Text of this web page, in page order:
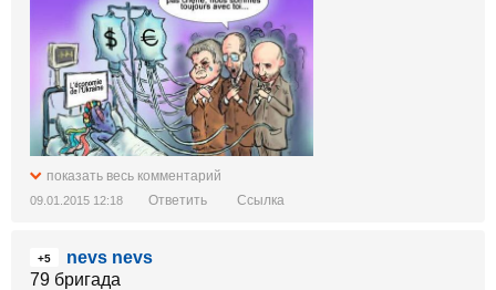
показать весь комментарий
09.01.2015 12:18 Ответить Ссылка
+5
nevs nevs
79 бригада